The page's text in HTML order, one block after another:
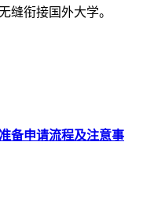
缝衔接国外大学。
备申请流程及注意事